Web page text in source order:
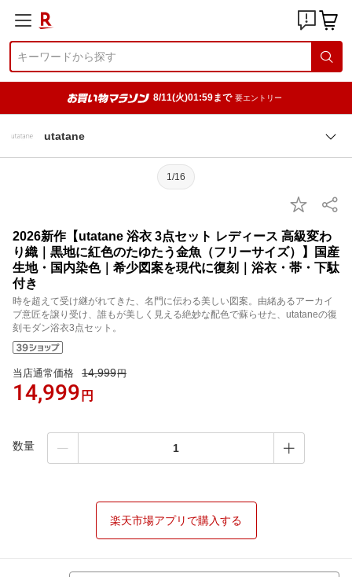
8/11(火)01:59まで 要エントリー
utatane
1/16
2026新作【utatane 浴衣 3点セット レディース 高級変わ
り織｜黒地に紅色のたゆたう金魚（フリーサイズ）】国産
生地・国内染色｜希少図案を現代に復刻｜浴衣・帯・下駄
付き
時を超えて受け継がれてきた、名門に伝わる美しい図案。由緒あるアーカイ
ブ意匠を譲り受け、誰もが美しく見える絶妙な配色で蘇らせた、utataneの復
刻モダン浴衣3点セット。
当店通常価格 14,999円
14,999 円
数量
楽天市場アプリで購入する